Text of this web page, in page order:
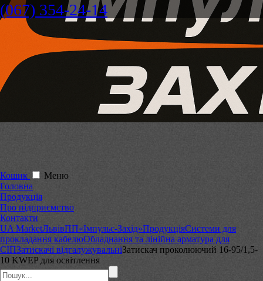
(067) 354-24-14
Кошик
Меню
Головна
Продукція
Про підприємство
Контакти
UA MarketЛьвівПП«Імпульс-Захід»ПродукціяСистеми для
прокладання кабелюОбладнання та лінійна арматура для
СІПЗатискачі відгалужувальніЗатискач проколюючий 16-95/1,5-
10 KWEP для освітлення